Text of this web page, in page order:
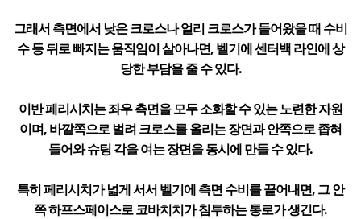
그래서 측면에서 낮은 크로스나 얼리 크로스가 들어왔을 때 수비
수 등 뒤로 빠지는 움직임이 살아나면, 벨기에 센터백 라인에 상
당한 부담을 줄 수 있다.
이반 페리시치는 좌우 측면을 모두 소화할 수 있는 노련한 자원
이며, 바깥쪽으로 벌려 크로스를 올리는 장면과 안쪽으로 좁혀
들어와 슈팅 각을 여는 장면을 동시에 만들 수 있다.
특히 페리시치가 넓게 서서 벨기에 측면 수비를 끌어내면, 그 안
쪽 하프스페이스로 코바치치가 침투하는 통로가 생긴다.